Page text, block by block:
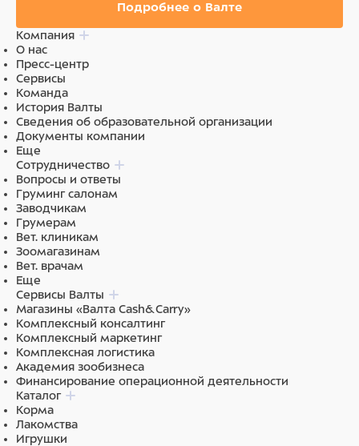
Подробнее о Валте
Компания
О нас
Пресс-центр
Сервисы
Команда
История Валты
Сведения об образовательной организации
Документы компании
Еще
Сотрудничество
Вопросы и ответы
Груминг салонам
Заводчикам
Грумерам
Вет. клиникам
Зоомагазинам
Вет. врачам
Еще
Сервисы Валты
Магазины «Валта Cash&Carry»
Комплексный консалтинг
Комплексный маркетинг
Комплексная логистика
Академия зообизнеса
Финансирование операционной деятельности
Каталог
Корма
Лакомства
Игрушки